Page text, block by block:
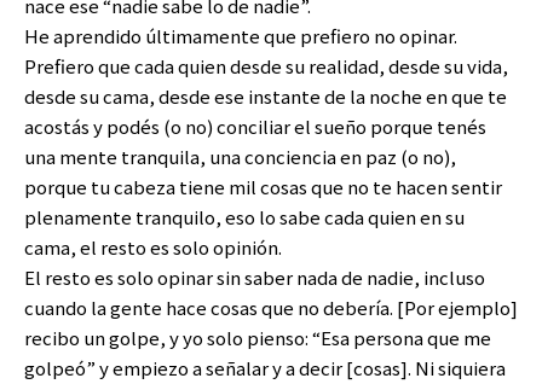
nace ese “nadie sabe lo de nadie”.
He aprendido últimamente que prefiero no opinar.
Prefiero que cada quien desde su realidad, desde su vida,
desde su cama, desde ese instante de la noche en que te
acostás y podés (o no) conciliar el sueño porque tenés
una mente tranquila, una conciencia en paz (o no),
porque tu cabeza tiene mil cosas que no te hacen sentir
plenamente tranquilo, eso lo sabe cada quien en su
cama, el resto es solo opinión.
El resto es solo opinar sin saber nada de nadie, incluso
cuando la gente hace cosas que no debería. [Por ejemplo]
recibo un golpe, y yo solo pienso: “Esa persona que me
golpeó” y empiezo a señalar y a decir [cosas]. Ni siquiera